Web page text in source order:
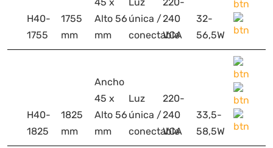
H40-
1755
1755
mm
Alto 56
mm
única /
conectable
240
VCA
32-
56,5W
H40-
1825
1825
mm
Ancho
45 x
Alto 56
mm
Luz
única /
conectable
220-
240
VCA
33,5-
58,5W